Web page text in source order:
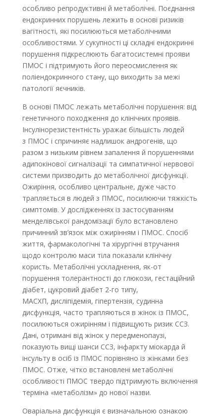
особливо репродуктивні й метаболічні. Поєднання
ендокринних порушень лежить в основі ризиків
вагітності, які посилюються метаболічними
особливостями. У сукупності ці складні ендокринні
порушення підкреслюють багатосистемні прояви
ПМОС і підтримують його переосмислення як
поліендокринного стану, що виходить за межі
патології яєчників.
В основі ПМОС лежать метаболічні порушення: від
генетичного походження до клінічних проявів.
Інсулінорезистентність уражає більшість людей
з ПМОС і спричиняє надлишок андрогенів, що
разом з низьким рівнем запалення й порушеннями
адипокінової сигналізації та симпатичної нервової
системи призводить до метаболічної дисфункції.
Ожиріння, особливо центральне, дуже часто
трапляється в людей з ПМОС, посилюючи тяжкість
симптомів. У дослідженнях із застосуванням
менделівської рандомізації було встановлено
причинний зв’язок між ожирінням і ПМОС. Спосіб
життя, фармакологічні та хірургічні втручання
щодо контролю маси тіла показали клінічну
користь. Метаболічні ускладнення, як-от
порушення толерантності до глюкози, гестаційний
діабет, цукровий діабет 2-го типу,
МАСХП, дисліпідемія, гіпертензія, судинна
дисфункція, часто трапляються в жінок із ПМОС,
посилюються ожирінням і підвищують ризик ССЗ.
Дані, отримані від жінок у передменопаузі,
показують вищі шанси ССЗ, інфаркту міокарда й
інсульту в осіб із ПМОС порівняно із жінками без
ПМОС. Отже, чітко встановлені метаболічні
особливості ПМОС твердо підтримують включення
терміна «метаболізм» до нової назви.
Оваріальна дисфункція є визначальною ознакою